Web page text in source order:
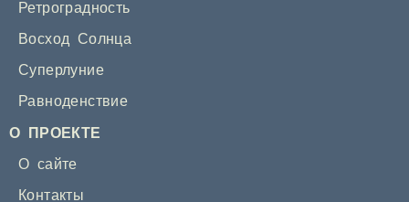
Ретроградность
Восход Солнца
Суперлуние
Равноденствие
О ПРОЕКТЕ
О сайте
Контакты